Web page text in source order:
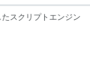
スクリプトエンジン